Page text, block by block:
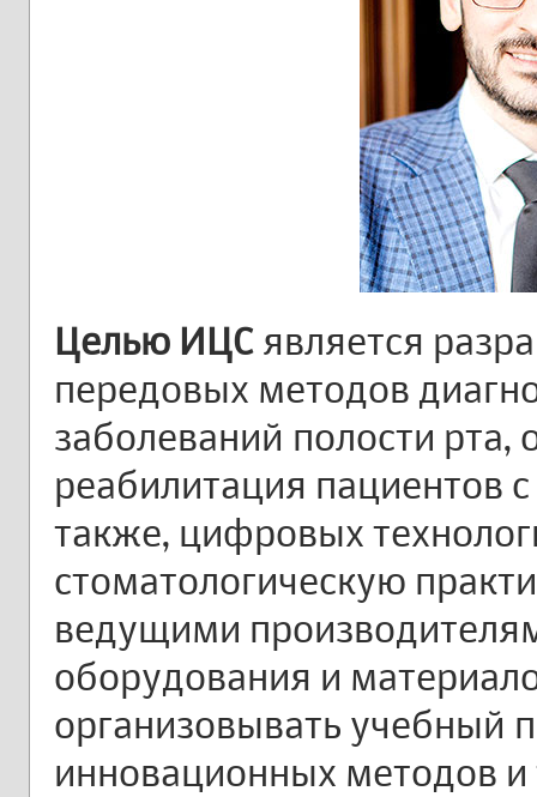
Целью ИЦС является
передовых методов
заболеваний полости рта,
реабилитация пациентов
также, цифровых
стоматологическую
ведущими
оборудования и
организовывать учебный
инновационных методов и